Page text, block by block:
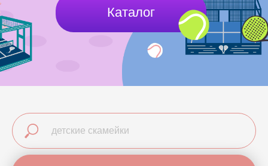
Каталог